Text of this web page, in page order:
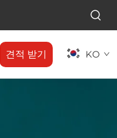
견적 받기 KO